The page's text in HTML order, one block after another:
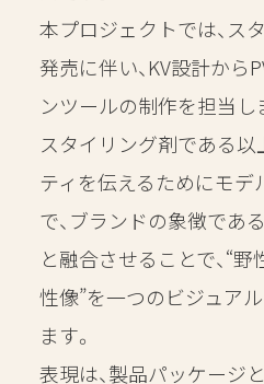
本プロジェクトでは、ス
発売に伴い、KV設計から
ンツールの制作を担当し
スタイリング剤である以
ティを伝えるためにモデ
で、ブランドの象徴であ
と融合させることで、“
性像”を一つのビジュア
ます。
表現は、製品パッケージ